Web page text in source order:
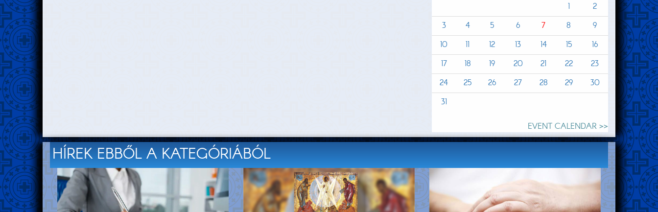
1
2
3
4 5 6 7 8
9
10
11 12 13 14 15
16
17
18 19 20 21 22
23
24
25 26 27 28 29
30
31
EVENT CALENDAR >>
HÍREK EBBŐL A KATEGÓRIÁBÓL